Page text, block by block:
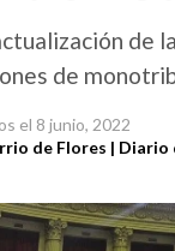
de
de
el 8 junio, 2022
de Flores | Diario